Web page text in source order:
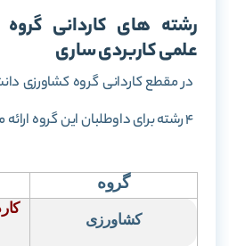
رشته های کاردانی
علمی کاربردی ساری
در مقطع کاردانی گروه کشاورزی
4 رشته برای داوطلبان این گروه ارائه میشه.
گروه
کشاورزی